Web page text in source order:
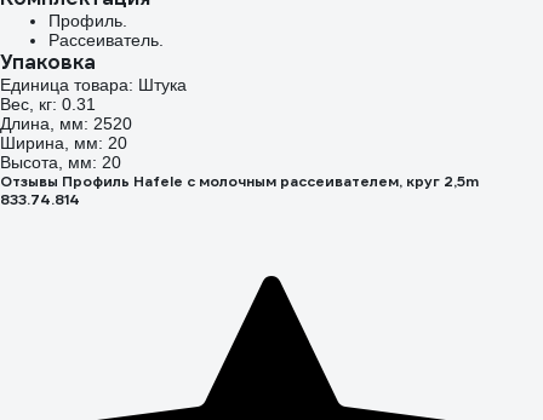
Профиль.
Рассеиватель.
Упаковка
Единица товара: Штука
Вес, кг: 0.31
Длина, мм: 2520
Ширина, мм: 20
Высота, мм: 20
Отзывы Профиль Hafele с молочным рассеивателем, круг 2,5m
833.74.814